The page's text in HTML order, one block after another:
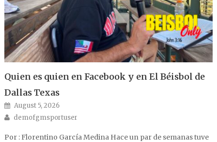
Quien es quien en Facebook y en El Béisbol de
Dallas Texas
Posted on
August 5, 2026
Author
demofgmsportuser
Por : Florentino García Medina Hace un par de semanas tuve